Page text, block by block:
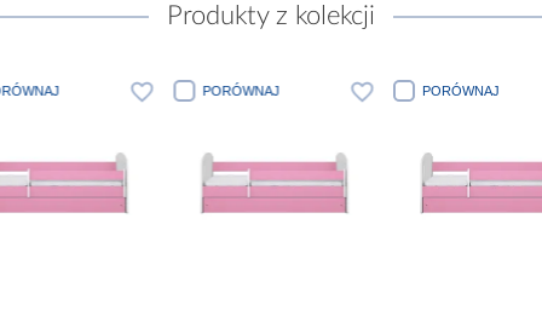
Produkty z kolekcji
PORÓWNAJ PORÓWNAJ